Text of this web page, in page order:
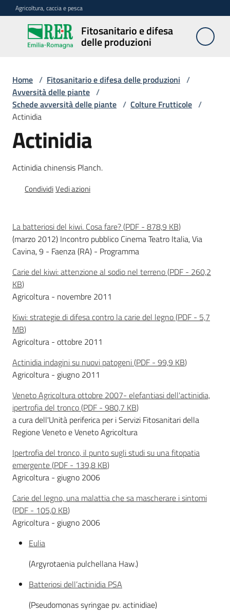
Vai al contenuto
Vai alla navigazione
Vai al footer
Agricoltura, caccia e pesca
Fitosanitario e difesa
delle produzioni
Fitosanitario
e difesa
produzioni
Avversità
delle
piante
Sorveglianza
Difesa
sostenibile
Vivaismo
e
sementi
Import-
Export
Newsletter
Seguici
su
Home / Fitosanitario e difesa delle produzioni /
Avversità delle piante /
Schede avversità delle piante / Colture Frutticole /
Actinidia
Actinidia
Actinidia chinensis Planch.
CondividiVedi azioni
La batteriosi del kiwi. Cosa fare?(PDF - 878,9 KB)
(marzo 2012) Incontro pubblico Cinema Teatro Italia, Via
Cavina, 9 - Faenza (RA) - Programma
Carie del kiwi: attenzione al sodio nel terreno(PDF - 260,2
KB)
Agricoltura - novembre 2011
Kiwi: strategie di difesa contro la carie del legno(PDF - 5,7
MB)
Agricoltura - ottobre 2011
Actinidia indagini su nuovi patogeni(PDF - 99,9 KB)
Agricoltura - giugno 2011
Veneto Agricoltura ottobre 2007- elefantiasi dell'actinidia,
ipertrofia del tronco(PDF - 980,7 KB)
a cura dell'Unità periferica per i Servizi Fitosanitari della
Regione Veneto e Veneto Agricoltura
Ipertrofia del tronco, il punto sugli studi su una fitopatia
emergente(PDF - 139,8 KB)
Agricoltura - giugno 2006
Carie del legno, una malattia che sa mascherare i sintomi
(PDF - 105,0 KB)
Agricoltura - giugno 2006
Eulia
(Argyrotaenia pulchellana Haw.)
Batteriosi dell’actinidia PSA
(Pseudomonas syringae pv. actinidiae)